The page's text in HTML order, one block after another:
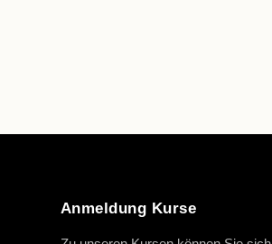
Anmeldung Kurse